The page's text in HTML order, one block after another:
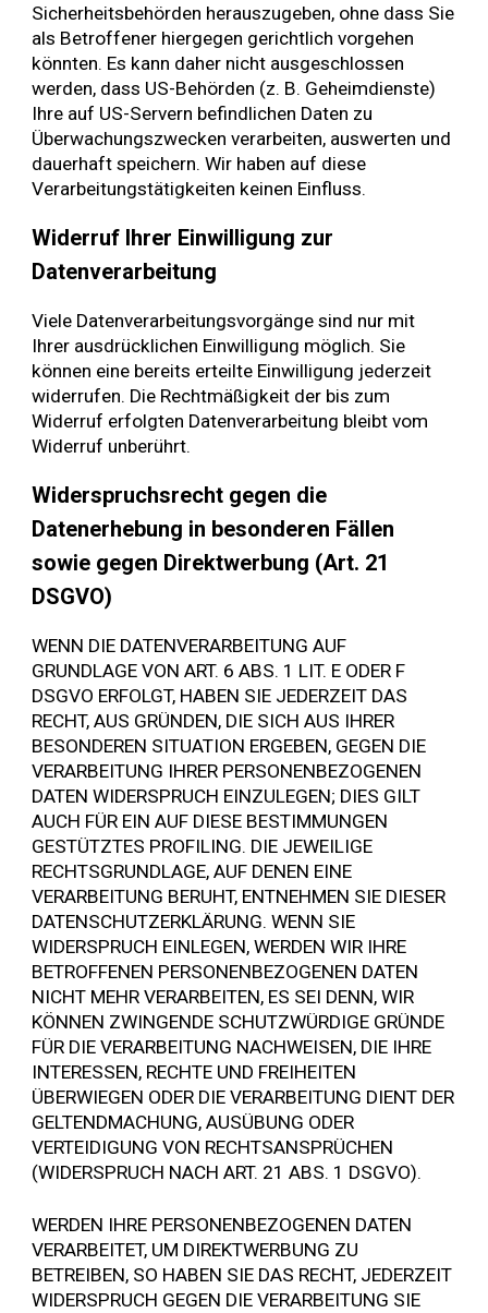
Sicherheitsbehörden herauszugeben, ohne dass Sie
als Betroffener hiergegen gerichtlich vorgehen
könnten. Es kann daher nicht ausgeschlossen
werden, dass US-Behörden (z. B. Geheimdienste)
Ihre auf US-Servern befindlichen Daten zu
Überwachungszwecken verarbeiten, auswerten und
dauerhaft speichern. Wir haben auf diese
Verarbeitungstätigkeiten keinen Einfluss.
Widerruf Ihrer Einwilligung zur
Datenverarbeitung
Viele Datenverarbeitungsvorgänge sind nur mit
Ihrer ausdrücklichen Einwilligung möglich. Sie
können eine bereits erteilte Einwilligung jederzeit
widerrufen. Die Rechtmäßigkeit der bis zum
Widerruf erfolgten Datenverarbeitung bleibt vom
Widerruf unberührt.
Widerspruchsrecht gegen die
Datenerhebung in besonderen Fällen
sowie gegen Direktwerbung (Art. 21
DSGVO)
WENN DIE DATENVERARBEITUNG AUF
GRUNDLAGE VON ART. 6 ABS. 1 LIT. E ODER F
DSGVO ERFOLGT, HABEN SIE JEDERZEIT DAS
RECHT, AUS GRÜNDEN, DIE SICH AUS IHRER
BESONDEREN SITUATION ERGEBEN, GEGEN DIE
VERARBEITUNG IHRER PERSONENBEZOGENEN
DATEN WIDERSPRUCH EINZULEGEN; DIES GILT
AUCH FÜR EIN AUF DIESE BESTIMMUNGEN
GESTÜTZTES PROFILING. DIE JEWEILIGE
RECHTSGRUNDLAGE, AUF DENEN EINE
VERARBEITUNG BERUHT, ENTNEHMEN SIE DIESER
DATENSCHUTZERKLÄRUNG. WENN SIE
WIDERSPRUCH EINLEGEN, WERDEN WIR IHRE
BETROFFENEN PERSONENBEZOGENEN DATEN
NICHT MEHR VERARBEITEN, ES SEI DENN, WIR
KÖNNEN ZWINGENDE SCHUTZWÜRDIGE GRÜNDE
FÜR DIE VERARBEITUNG NACHWEISEN, DIE IHRE
INTERESSEN, RECHTE UND FREIHEITEN
ÜBERWIEGEN ODER DIE VERARBEITUNG DIENT DER
GELTENDMACHUNG, AUSÜBUNG ODER
VERTEIDIGUNG VON RECHTSANSPRÜCHEN
(WIDERSPRUCH NACH ART. 21 ABS. 1 DSGVO).
WERDEN IHRE PERSONENBEZOGENEN DATEN
VERARBEITET, UM DIREKTWERBUNG ZU
BETREIBEN, SO HABEN SIE DAS RECHT, JEDERZEIT
WIDERSPRUCH GEGEN DIE VERARBEITUNG SIE